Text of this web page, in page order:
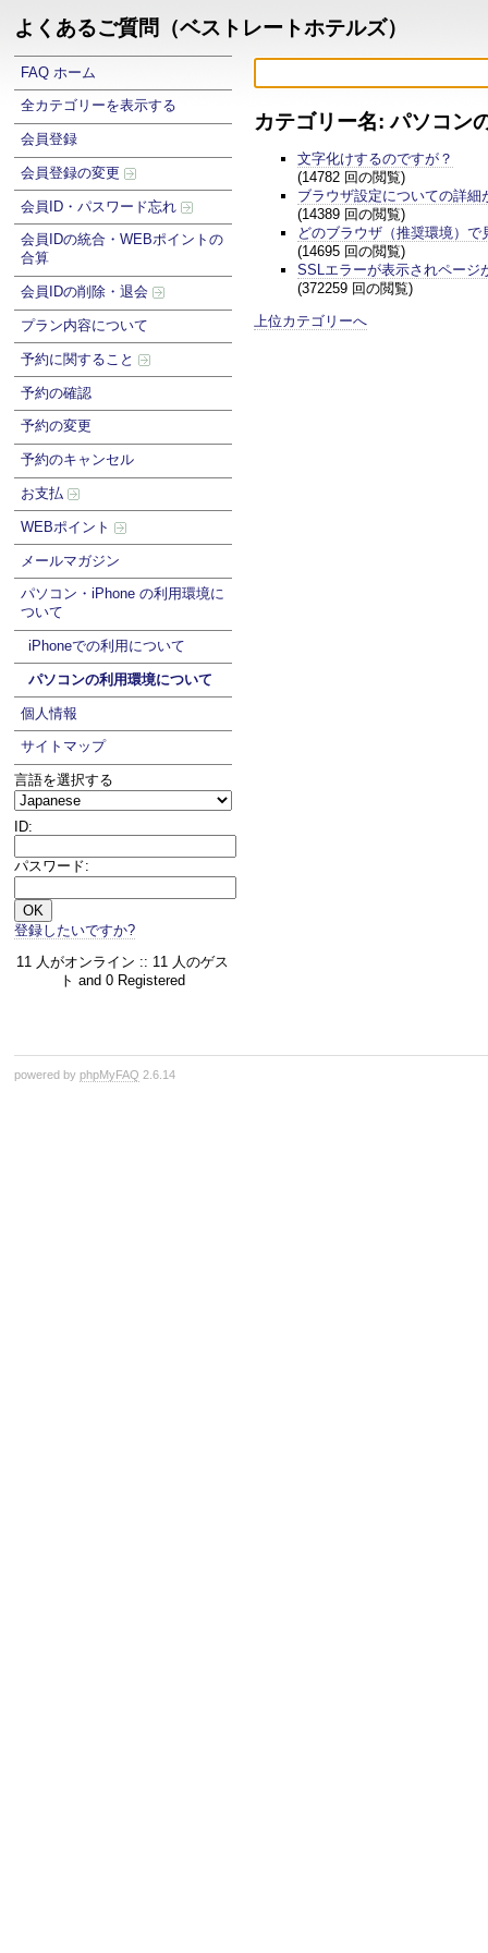
よくあるご質問（ベストレートホテルズ）
FAQ ホーム
全カテゴリーを表示する
会員登録
会員登録の変更
会員ID・パスワード忘れ
会員IDの統合・WEBポイントの
合算
会員IDの削除・退会
プラン内容について
予約に関すること
予約の確認
予約の変更
予約のキャンセル
お支払
WEBポイント
メールマガジン
パソコン・iPhone の利用環境に
ついて
iPhoneでの利用について
パソコンの利用環境について
個人情報
サイトマップ
言語を選択する
ID:
パスワード:
登録したいですか?
11 人がオンライン :: 11 人のゲス
ト and 0 Registered
カテゴリー名: パソコン
文字化けするのですが？
(14782 回の閲覧)
ブラウザ設定についての詳細
(14389 回の閲覧)
どのブラウザ（推奨環境）
(14695 回の閲覧)
SSLエラーが表示されページ
(372259 回の閲覧)
上位カテゴリーへ
powered by phpMyFAQ 2.6.14